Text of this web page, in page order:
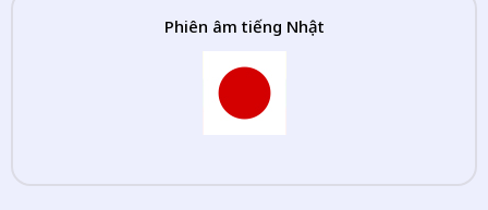
Phiên âm tiếng Nhật